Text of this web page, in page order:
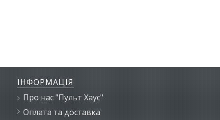
ІНФОРМАЦІЯ
Про нас "Пульт Хаус"
Оплата та доставка